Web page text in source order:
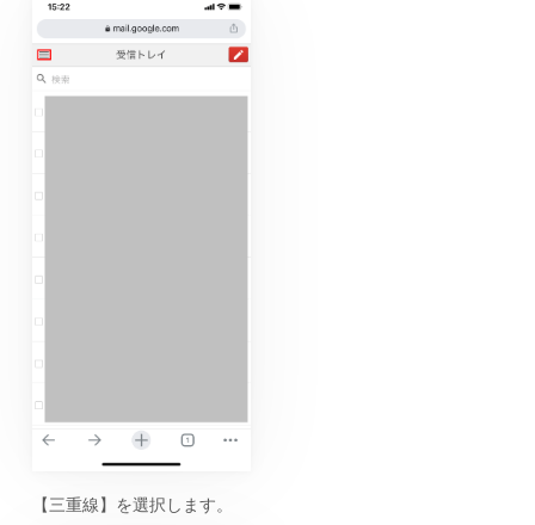
【三重線】を選択します。